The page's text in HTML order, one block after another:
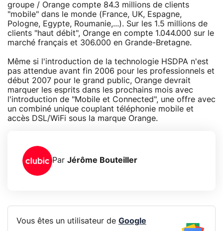
groupe / Orange compte 84.3 millions de clients
"mobile" dans le monde (France, UK, Espagne,
Pologne, Egypte, Roumanie,...). Sur les 1.5 millions de
clients "haut débit", Orange en compte 1.044.000 sur le
marché français et 306.000 en Grande-Bretagne.
Même si l'introduction de la technologie HSDPA n'est
pas attendue avant fin 2006 pour les professionnels et
début 2007 pour le grand public, Orange devrait
marquer les esprits dans les prochains mois avec
l'introduction de "Mobile et Connected", une offre avec
un combiné unique couplant téléphonie mobile et
accès DSL/WiFi sous la marque Orange.
Par Jérôme Bouteiller
Vous êtes un utilisateur de Google